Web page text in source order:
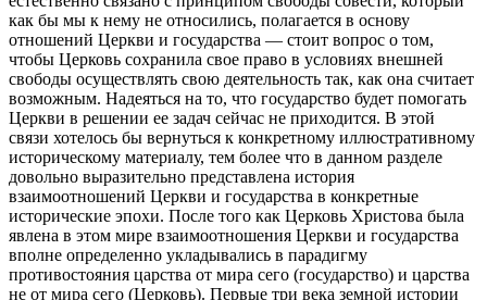
как бы мы к нему не относились, полагается в основу
отношений Церкви и государства — стоит вопрос о том,
чтобы Церковь сохранила свое право в условиях внешней
свободы осуществлять свою деятельность так, как она считает
возможным. Надеяться на то, что государство будет помогать
Церкви в решении ее задач сейчас не приходится. В этой
связи хотелось бы вернуться к конкретному иллюстративному
историческому материалу, тем более что в данном разделе
довольно выразительно представлена история
взаимоотношений Церкви и государства в конкретные
исторические эпохи. После того как Церковь Христова была
явлена в этом мире взаимоотношения Церкви и государства
вполне определенно укладывались в парадигму
противостояния царства от мира сего (государство) и царства
не от мира сего (Церковь). Первые три века земной истории